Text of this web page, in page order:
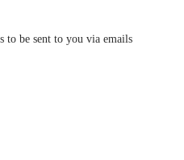
to be sent to you via emails